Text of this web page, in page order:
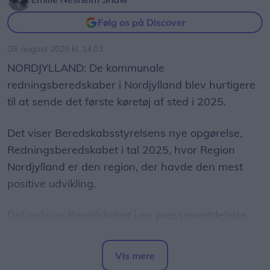
nysgerrighed på naturvidenskab, siger Tina Ibsen,
der er astrofysiker og en af initiativtagerne til
Sol26.
Herunder får man et overblik over, hvornår
solformørkelsen rammer forskellige steder i
Nordjylland.
Følg os på Discover
09. august 2026 kl. 14.03
NORDJYLLAND: De kommunale
redningsberedskaber i Nordjylland blev hurtigere
til at sende det første køretøj af sted i 2025.
Det viser Beredskabsstyrelsens nye opgørelse,
Redningsberedskabet i tal 2025, hvor Region
Nordjylland er den region, der havde den mest
positive udvikling.
Den gennemsnitlige afgangstid faldt fra 3
minutter og 36 sekunder i 2024 til 3 minutter og
Vis mere